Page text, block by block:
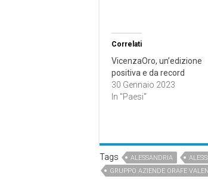
Correlati
VicenzaOro, un’edizione
positiva e da record
30 Gennaio 2023
In "Paesi"
Tags ALESSANDRIA
GRUPPO AZIENDE ORAFE